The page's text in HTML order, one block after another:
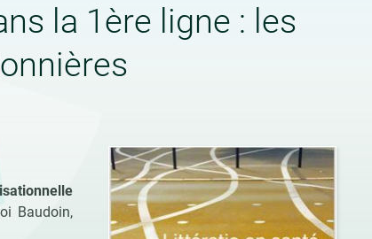
la 1ère ligne : les
Baudoin,